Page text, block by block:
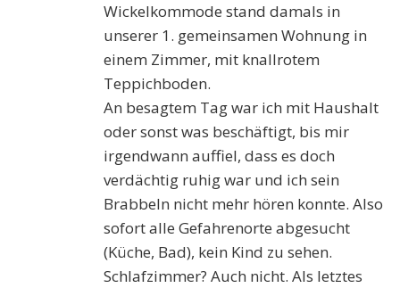
Wickelkommode stand damals in
unserer 1. gemeinsamen Wohnung in
einem Zimmer, mit knallrotem
Teppichboden.
An besagtem Tag war ich mit Haushalt
oder sonst was beschäftigt, bis mir
irgendwann auffiel, dass es doch
verdächtig ruhig war und ich sein
Brabbeln nicht mehr hören konnte. Also
sofort alle Gefahrenorte abgesucht
(Küche, Bad), kein Kind zu sehen.
Schlafzimmer? Auch nicht. Als letztes